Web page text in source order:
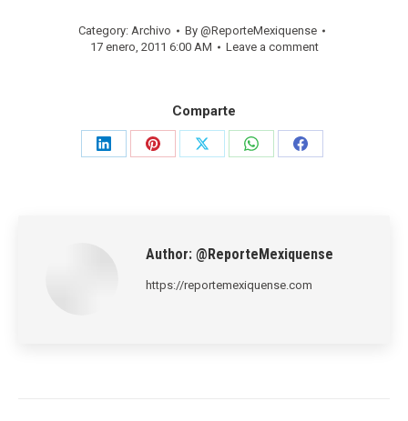
Category: Archivo By @ReporteMexiquense
17 enero, 2011 6:00 AM
Leave a comment
Comparte
Share
Share
Share
Share
Share
Author: @ReporteMexiquense
https://reportemexiquense.com